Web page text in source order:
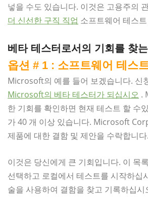
넣을 수도 있습니다. 이것은 고용주의
더 신선한 구직 직업 소프트웨어 테스
베타 테스터로서의 기회를 찾
옵션 # 1 : 소프트웨어 테스
Microsoft의 예를 들어 보겠습니다. 신
Microsoft의 베타 테스터가 되십시오 .
한 기회를 확인하면 현재 테스트 할 수
가 40 개 이상 있습니다. Microsoft
제품에 대한 결함 및 제안을 수락합니다.
이것은 당신에게 큰 기회입니다. 이 목
선택하고 로컬에서 테스트를 시작하십
술을 사용하여 결함을 찾고 기록하십시